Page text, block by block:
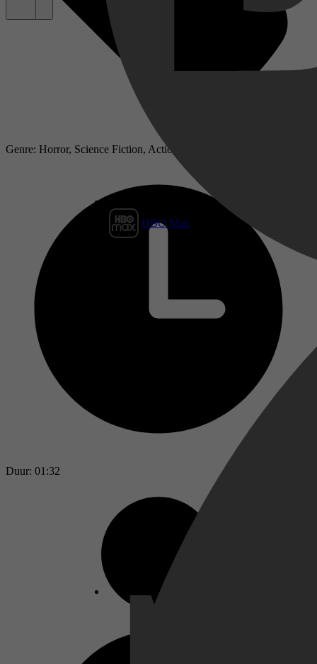
HBO Max
Genre: Horror, Science Fiction, Action
Duur: 01:32